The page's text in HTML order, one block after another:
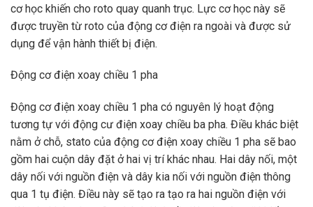
cơ học khiến cho roto quay quanh trục. Lực cơ học này sẽ
được truyền từ roto của động cơ điện ra ngoài và được sử
dụng để vận hành thiết bị điện.
Động cơ điện xoay chiều 1 pha
Động cơ điện xoay chiều 1 pha có nguyên lý hoạt động
tương tự với động cư điện xoay chiều ba pha. Điều khác biệt
nằm ở chỗ, stato của động cơ điện xoay chiều 1 pha sẽ bao
gồm hai cuộn dây đặt ở hai vị trí khác nhau. Hai dây nối, một
dây nối với nguồn điện và dây kia nối với nguồn điện thông
qua 1 tụ điện. Điều này sẽ tạo ra tạo ra hai nguồn điện với